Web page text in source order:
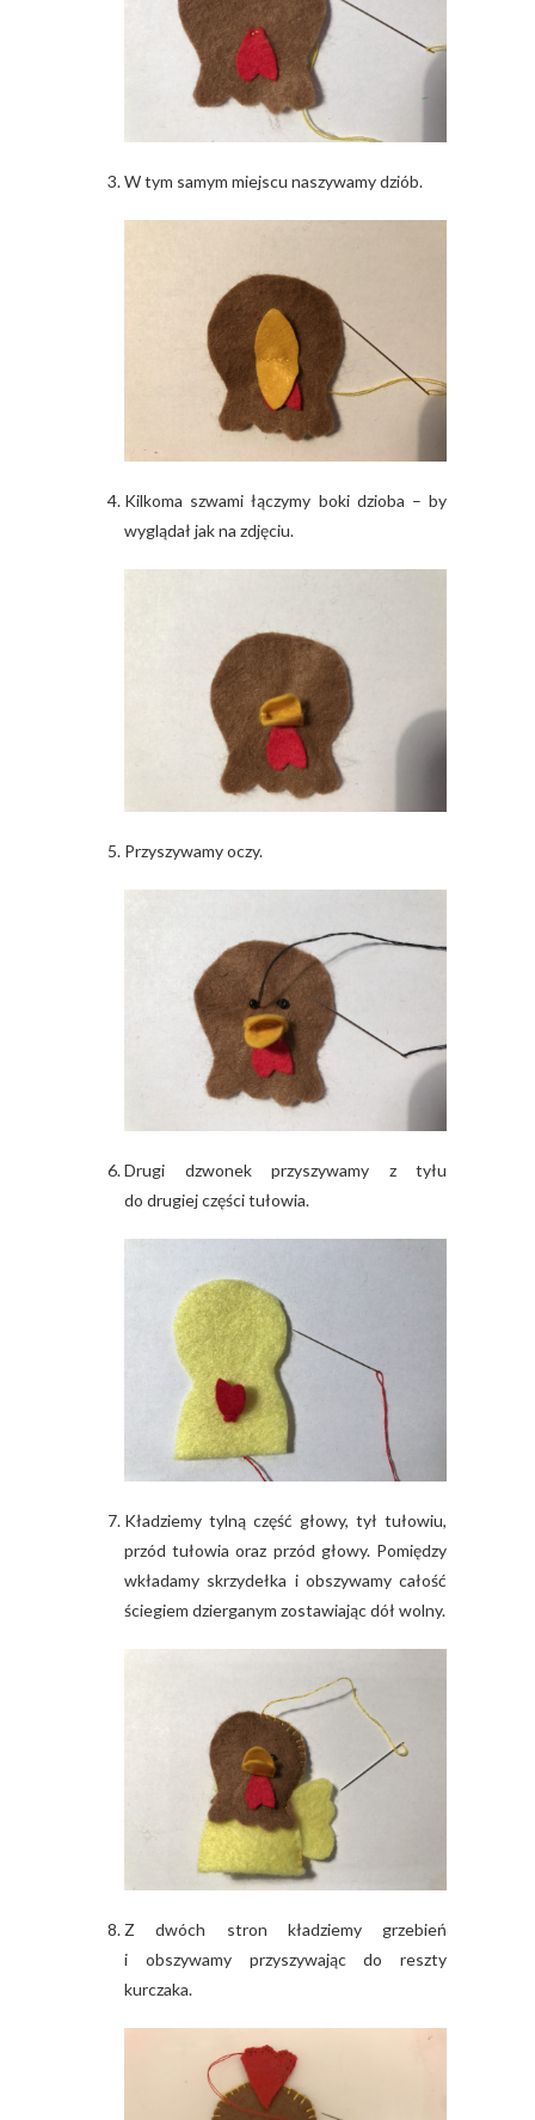
W tym samym miejscu naszywamy dziób.
Kilkoma szwami łączymy boki dzioba – by
wyglądał jak na zdjęciu.
Przyszywamy oczy.
Drugi dzwonek przyszywamy z tyłu
do drugiej części tułowia.
Kładziemy tylną część głowy, tył tułowiu,
przód tułowia oraz przód głowy. Pomiędzy
wkładamy skrzydełka i obszywamy całość
ściegiem dzierganym zostawiając dół wolny.
Z dwóch stron kładziemy grzebień
i obszywamy przyszywając do reszty
kurczaka.